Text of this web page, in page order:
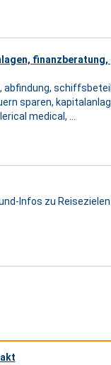
finanzberatung,
abfindung,
sparen,
medical, ...
Infos zu Reisezielen.